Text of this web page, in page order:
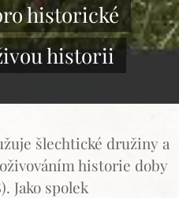
historické
historii
šlechtické družiny a
historie doby
Jako spolek